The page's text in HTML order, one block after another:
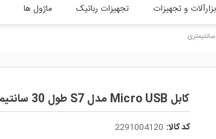
و تجهیزات تجهیزات رباتیک ماژول ها
کابل Micro USB مدل S7 طول 30 سانتیمتری
کد کالا: 2291004120